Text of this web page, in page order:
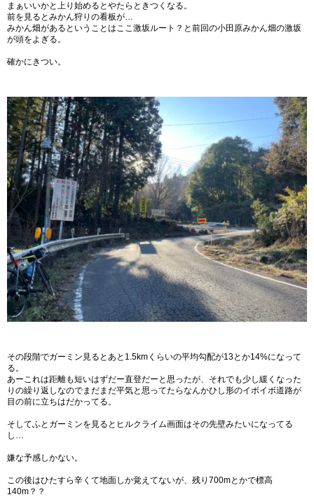
まぁいいかと上り始めるとやたらときつくなる。
前を見るとみかん狩りの看板が…
みかん畑があるということはここ激坂ルート？と前回の小田原みかん畑の激坂
が頭をよぎる。
確かにきつい。
その段階でガーミン見るとあと1.5kmくらいの平均勾配が13とか14%になって
る。
あーこれは距離も短いはずだー直登だーと思ったが、それでも少し緩くなった
りの繰り返しなのでまだまだ平気と思ってたらなんかひし形のイボイボ道路が
目の前に立ちはだかってる。
そしてふとガーミンを見るとヒルクライム画面はその先壁みたいになってる
し…
嫌な予感しかない。
この後はひたすら辛くて地面しか覚えてないが、残り700mとかで標高
140m？？